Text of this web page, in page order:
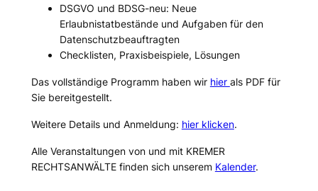
DSGVO und BDSG-neu: Neue
Erlaubnistatbestände und Aufgaben für den
Datenschutzbeauftragten
Checklisten, Praxisbeispiele, Lösungen
Das vollständige Programm haben wir hier als PDF für
Sie bereitgestellt.
Weitere Details und Anmeldung: hier klicken.
Alle Veranstaltungen von und mit KREMER
RECHTSANWÄLTE finden sich unserem Kalender.